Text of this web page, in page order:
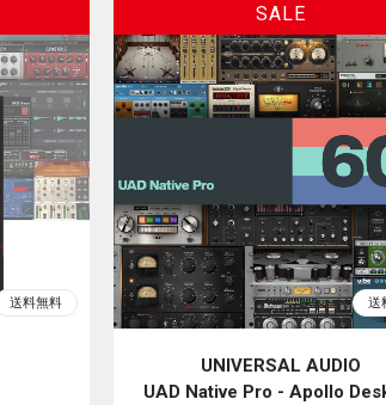
UNIVERSAL AUDIO
UAD Native Pro - Apollo